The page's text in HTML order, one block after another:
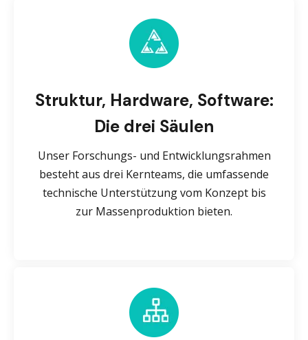
Struktur, Hardware, Software:
Die drei Säulen
Unser Forschungs- und Entwicklungsrahmen
besteht aus drei Kernteams, die umfassende
technische Unterstützung vom Konzept bis
zur Massenproduktion bieten.